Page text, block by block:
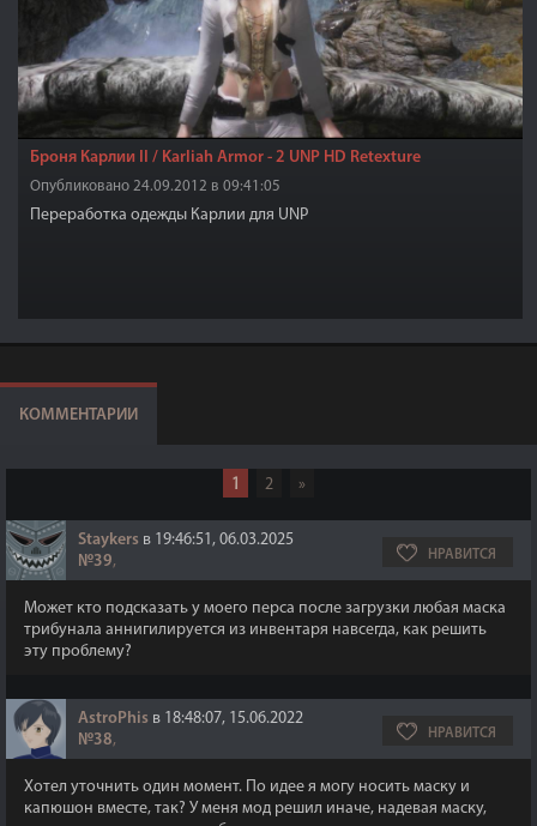
Броня Карлии II / Karliah Armor - 2 UNP HD Retexture
Опубликовано 24.09.2012 в 09:41:05
Переработка одежды Карлии для UNP
КОММЕНТАРИИ
1 2 »
Staykers в 19:46:51, 06.03.2025
№39, НРАВИТСЯ
Может кто подсказать у моего перса после загрузки любая маска
трибунала аннигилируется из инвентаря навсегда, как решить
эту проблему?
AstroPhis в 18:48:07, 15.06.2022
№38, НРАВИТСЯ
Хотел уточнить один момент. По идее я могу носить маску и
капюшон вместе, так? У меня мод решил иначе, надевая маску,